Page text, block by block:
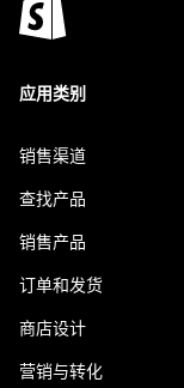
应用类别
销售渠道
查找产品
销售产品
订单和发货
商店设计
营销与转化